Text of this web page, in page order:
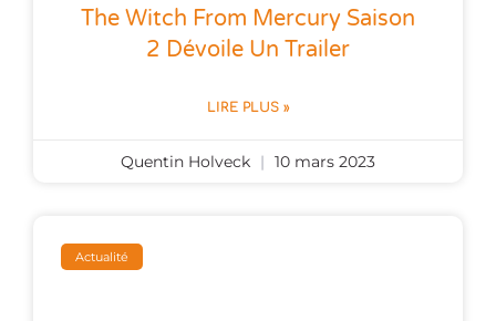
The Witch From Mercury Saison
2 Dévoile Un Trailer
LIRE PLUS »
Quentin Holveck 10 mars 2023
Actualité